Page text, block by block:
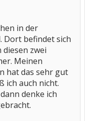
in der
Dort befindet sich
diesen zwei
Meinen
hat das sehr gut
ich auch nicht.
denke ich